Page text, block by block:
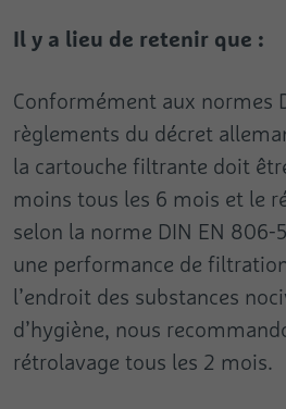
Il y a lieu de retenir que :
Conformément aux normes
règlements du décret
la cartouche filtrante doit
moins tous les 6 mois et le
selon la norme DIN EN 806-
une performance de
l’endroit des substances
d’hygiène, nous
rétrolavage tous les 2 mois.